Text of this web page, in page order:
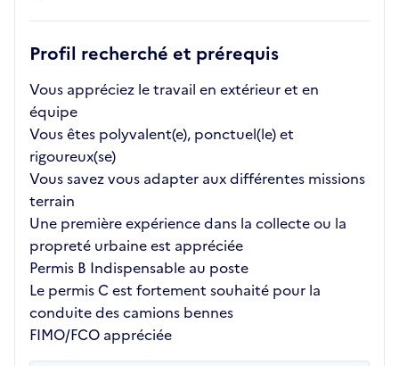
Profil recherché et prérequis
Vous appréciez le travail en extérieur et en
équipe
Vous êtes polyvalent(e), ponctuel(le) et
rigoureux(se)
Vous savez vous adapter aux différentes missions
terrain
Une première expérience dans la collecte ou la
propreté urbaine est appréciée
Permis B Indispensable au poste
Le permis C est fortement souhaité pour la
conduite des camions bennes
FIMO/FCO appréciée